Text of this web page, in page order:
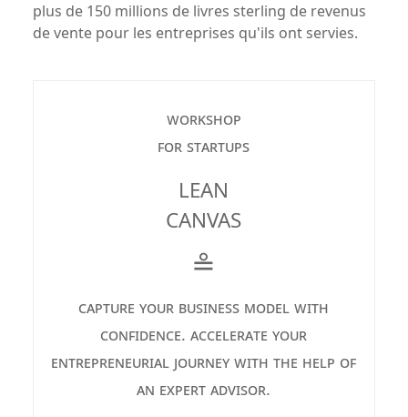
plus de 150 millions de livres sterling de revenus
de vente pour les entreprises qu'ils ont servies.
workshop
for startups
LEAN
CANVAS
≗
capture your business model with
confidence. accelerate your
entrepreneurial journey with the help of
an expert advisor.